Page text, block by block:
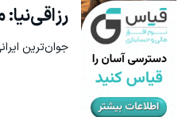
جوان‌ترین